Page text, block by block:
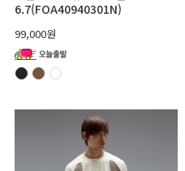
6.7(FOA40940301N)
99,000원